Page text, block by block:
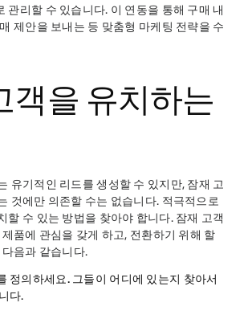
관리할 수 있습니다. 이 연동을 통해 구매 내
제안을 보내는 등 맞춤형 마케팅 전략을 수
객을 유치하는
유기적인 리드를 생성할 수 있지만, 잠재 고
것에만 의존할 수는 없습니다. 적극적으로
할 수 있는 방법을 찾아야 합니다. 잠재 고객
품에 관심을 갖게 하고, 전환하기 위해 할
음과 같습니다.
정의하세요.그들이 어디에 있는지 찾아서
다.